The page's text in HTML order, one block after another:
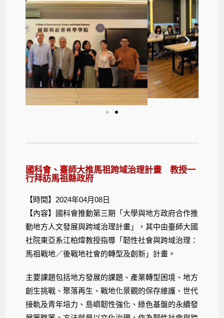
國科會、臺師大推馬祖跨域治理計畫 教授一
行拜訪馬祖縣政府
【時間】2024年04月08日
【內容】國科會推動第三期「大學與地方政府合作推
動地方人文發展與跨域治理計畫」，其中由臺師大國
社院東亞系江柏煒教授指導「韌性社會與跨域治理：
馬祖戰地／後戰地社會的轉型及創新」計畫。
主要課題包括地方發展的課題、產業轉型困境、地方
創生挑戰、聚落再生、戰地化景觀的保存維護、世代
接軌及青年培力、島嶼韌性強化、綠色基盤的永續發